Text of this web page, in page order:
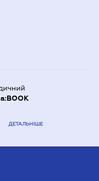
ДЕТАЛЬНІШЕ